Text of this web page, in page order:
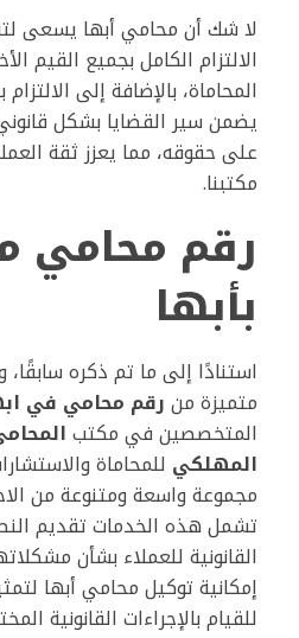
لا شك أن محامي أبها يسعى
الالتزام الكامل بجميع القيم
المحاماة، بالإضافة إلى
يضمن سير القضايا بشكل
على حقوقه، مما يعزز ثقة
مكتبنا.
رقم محامي
بأبها
استنادًا إلى ما تم ذكره
متميزة منرقم محامي في
المتخصصين في مكتب
المهلكي للمحاماة
مجموعة واسعة ومتنوعة من
تشمل هذه الخدمات تقديم
القانونية للعملاء بشأن
إمكانية توكيل محامي أبها
للقيام بالإجراءات القانونية